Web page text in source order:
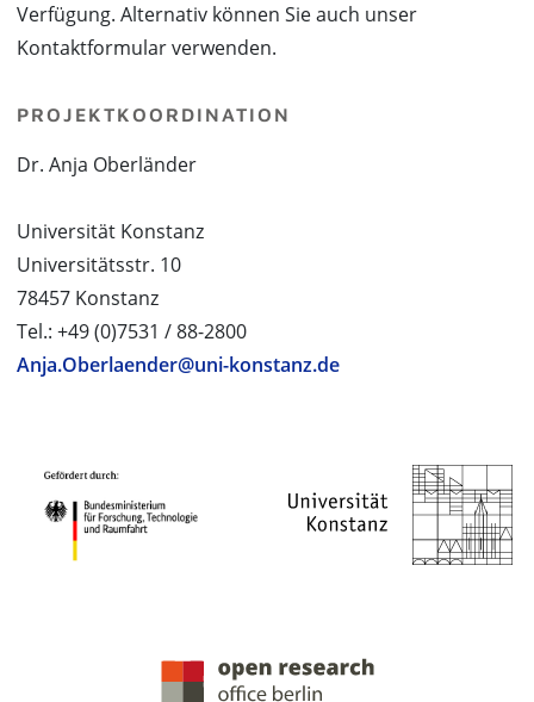
Verfügung. Alternativ können Sie auch unser
Kontaktformular verwenden.
PROJEKTKOORDINATION
Dr. Anja Oberländer
Universität Konstanz
Universitätsstr. 10
78457 Konstanz
Tel.: +49 (0)7531 / 88-2800
Anja.Oberlaender@uni-konstanz.de